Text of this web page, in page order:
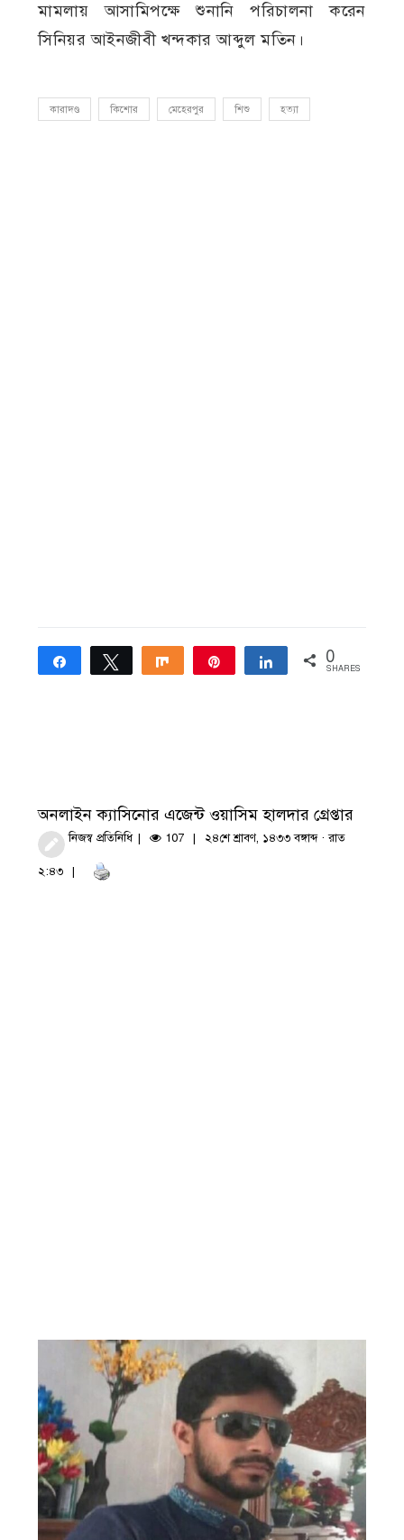
মামলায় আসামিপক্ষে শুনানি পরিচালনা করেন
সিনিয়র আইনজীবী খন্দকার আব্দুল মতিন।
কারাদণ্ড কিশোর মেহেরপুর শিশু হত্যা
Share Tweet Share Share 0
SHARES
অনলাইন ক্যাসিনোর এজেন্ট ওয়াসিম হালদার গ্রেপ্তার
নিজস্ব প্রতিনিধি 107 ২৪শে শ্রাবণ, ১৪৩৩ বঙ্গাব্দ · রাত
২:৪৩